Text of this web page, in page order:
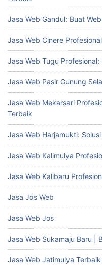
Jasa Web Gandul: Buat
Jasa Web Cinere
Jasa Web Tugu
Jasa Web Pasir Gunung
Jasa Web Mekarsari
Terbaik
Jasa Web Harjamukti:
Jasa Web Kalimulya
Jasa Web Kalibaru
Jasa Jos Web
Jasa Web Jos
Jasa Web Sukamaju Baru |
Jasa Web Jatimulya